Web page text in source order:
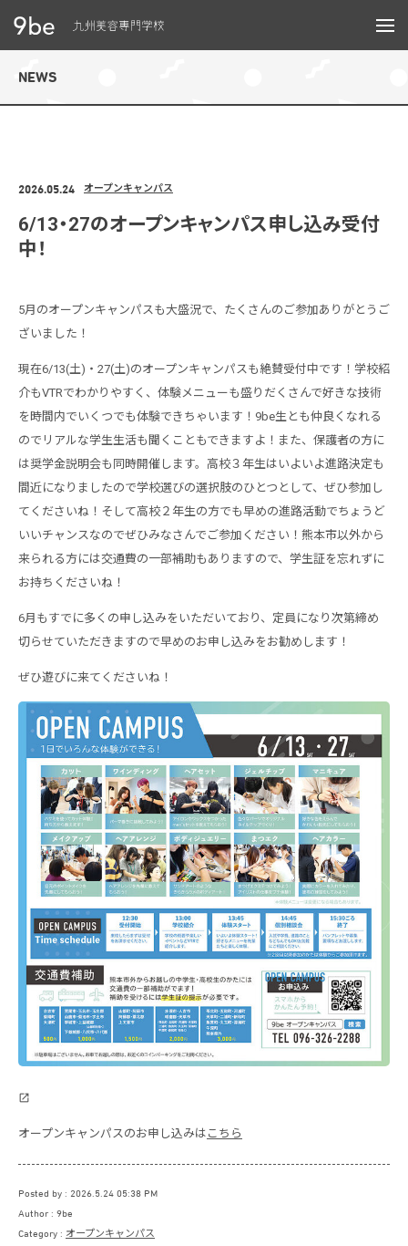
NEWS
2026.05.24 オープンキャンパス
6/13・27のオープンキャンパス申し込み受付
中！
5月のオープンキャンパスも大盛況で、たくさんのご参加ありがとうご
ざいました！
現在6/13(土)・27(土)のオープンキャンパスも絶賛受付中です！ 学校紹
介もVTRでわかりやすく、体験メニューも盛りだくさんで好きな技術
を時間内でいくつでも体験できちゃいます！9be生とも仲良くなれる
のでリアルな学生生活も聞くこともできますよ！また、保護者の方に
は奨学金説明会も同時開催します。高校３年生はいよいよ進路決定も
間近になりましたので学校選びの選択肢のひとつとして、ぜひ参加し
てくださいね！そして高校２年生の方でも早めの進路活動でちょうど
いいチャンスなのでぜひみなさんでご参加ください！熊本市以外から
来られる方には交通費の一部補助もありますので、学生証を忘れずに
お持ちくださいね！
6月もすでに多くの申し込みをいただいており、定員になり次第締め
切らせていただきますので早めのお申し込みをお勧めします！
ぜひ遊びに来てくださいね！
オープンキャンパスのお申し込みは こちら
Posted by
2026.5.24 05:38 PM
Author
9be
Category
オープンキャンパス